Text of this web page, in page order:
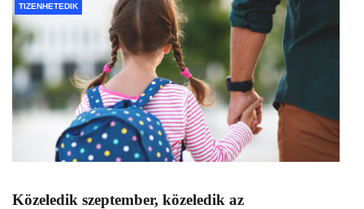
TIZENHETEDIK
Közeledik szeptember, közeledik az